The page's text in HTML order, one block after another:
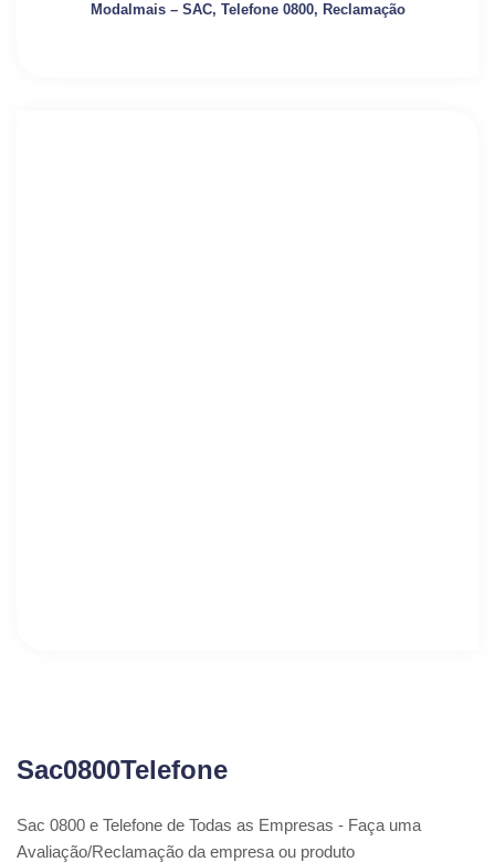
Modalmais – SAC, Telefone 0800, Reclamação
Sac0800Telefone
Sac 0800 e Telefone de Todas as Empresas - Faça uma
Avaliação/Reclamação da empresa ou produto